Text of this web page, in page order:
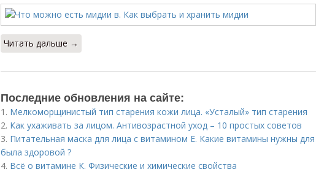
Читать дальше →
Последние обновления на сайте:
1. Мелкоморщинистый тип старения кожи лица. «Усталый» тип старения
2. Как ухаживать за лицом. Антивозрастной уход – 10 простых советов
3. Питательная маска для лица с витамином Е. Какие витамины нужны
была здоровой ?
4. Всё о витамине К. Физические и химические свойства